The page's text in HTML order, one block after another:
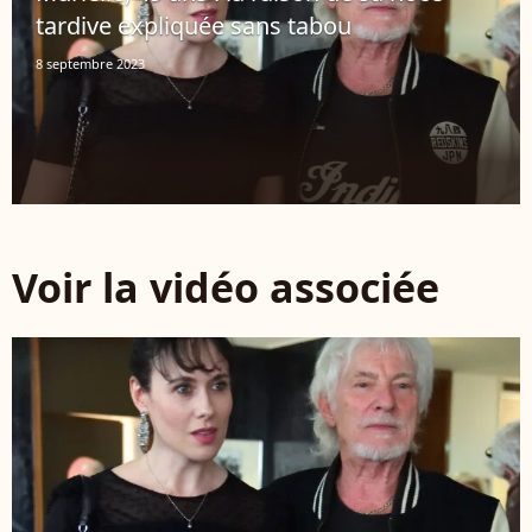
tardive expliquée sans tabou
8 septembre 2023
Voir la vidéo associée